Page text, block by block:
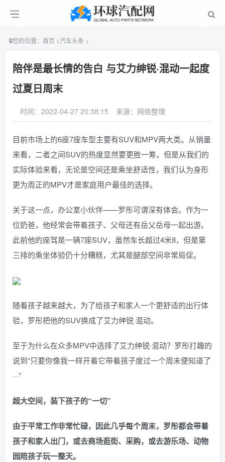
您的位置： 首页 >汽车头条 >
陪伴是最长情的告白 与艾力绅锐·混动一起度
过夏日周末
时间：2022-04-27 20:38:15 来源：网络整理
目前市场上的6座7座车型主要有SUV和MPV两大类。从销量
来看，二者之间SUV的热度显然要更胜一筹。但是从我们的
实际体验来看，无论是空间还是乘坐舒适性，我们认为身形
更为周正的MPV才是家庭用户最佳的选择。
关于这一点，办公室小伙伴——罗彤可谓深有体会。作为一
位奶爸，他经常会带着孩子、父母还有岳父岳母一起出游。
此前他的座驾是一辆7座SUV，虽然车长超过4米8，但是第
三排的乘坐体验仍十分糟糕，尤其是腿部空间非常局促。
随着孩子越来越大，为了给孩子和家人一个更舒适的出行体
验，罗彤把他的SUV换成了艾力绅锐·混动。
至于为什么在众多MPV中选择了艾力绅锐·混动？罗彤打趣的
说到“只要你像我一样开着它带着孩子度过一个周末便知道了
···”
超大空间，装下孩子的“一切”
由于平常工作非常忙碌，因此几乎每个周末，罗彤都会带着
孩子和家人出门，或去商场逛街、采购，或去游乐场、动物
园陪孩子玩一整天。